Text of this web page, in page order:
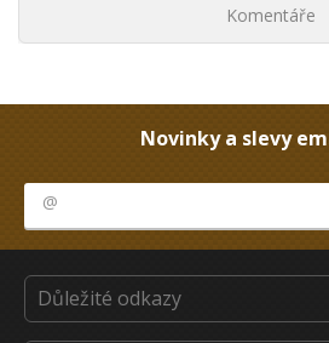
Komentáře
Novinky a slevy
Důležité odkazy